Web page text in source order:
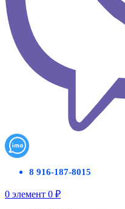
8 916-187-8015
0 элемент 0 ₽